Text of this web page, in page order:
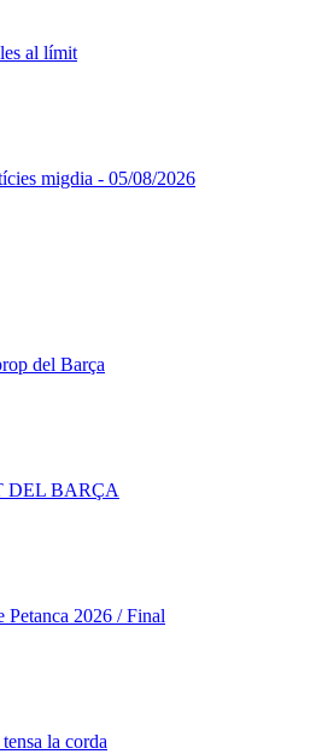
al límit
migdia - 05/08/2026
del Barça
DEL BARÇA
Petanca 2026 / Final
la corda